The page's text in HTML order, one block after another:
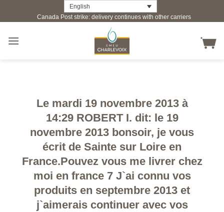
English
Canada Post strike: delivery continues with other carriers
Le mardi 19 novembre 2013 à
14:29 ROBERT I. dit: le 19
novembre 2013 bonsoir, je vous
écrit de Sainte sur Loire en
France.Pouvez vous me livrer chez
moi en france 7 J`ai connu vos
produits en septembre 2013 et
j`aimerais continuer avec vos